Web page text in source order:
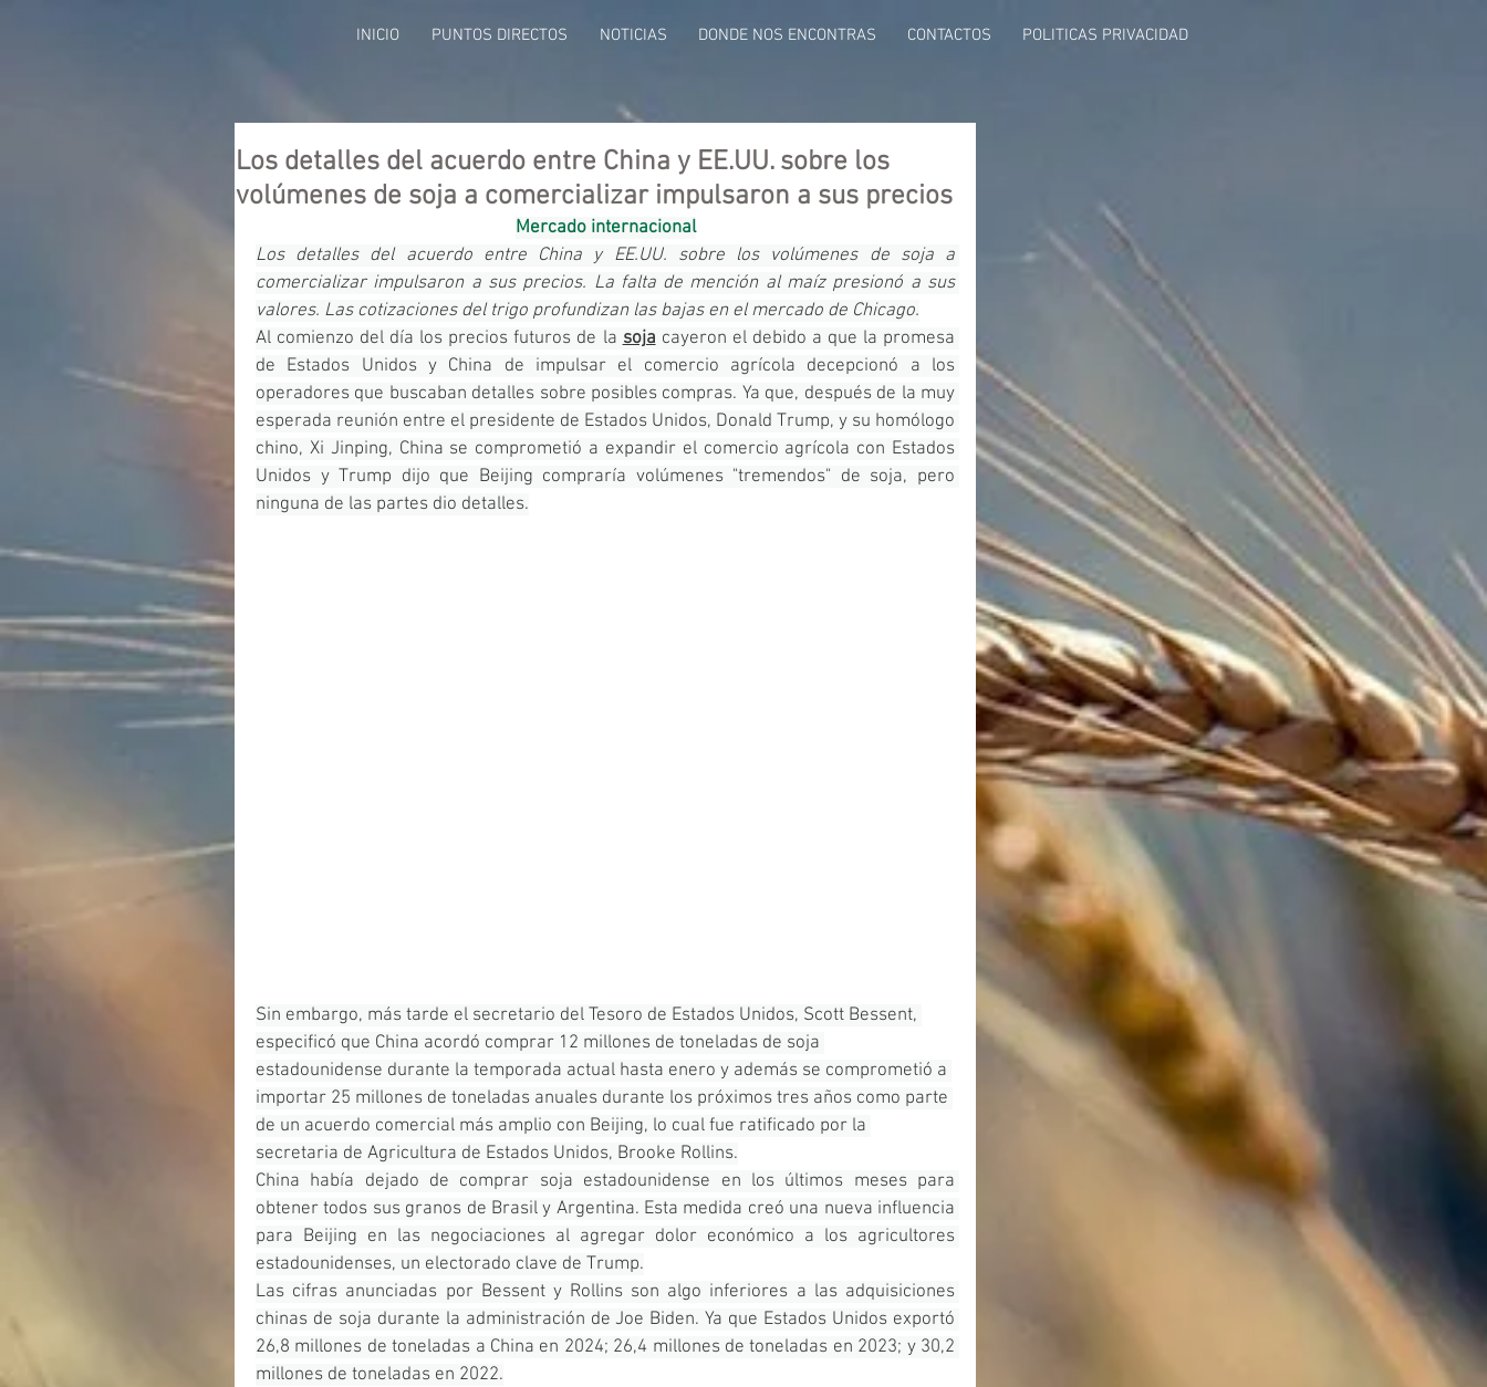
INICIO PUNTOS DIRECTOS NOTICIAS DONDE NOS ENCONTRAS CONTACTOS POLITICAS PRIVACIDAD
Los detalles del acuerdo entre China y EE.UU. sobre los
volúmenes de soja a comercializar impulsaron a sus precios
Mercado internacional
Los detalles del acuerdo entre China y EE.UU. sobre los volúmenes de soja a
comercializar impulsaron a sus precios. La falta de mención al maíz presionó a sus
valores. Las cotizaciones del trigo profundizan las bajas en el mercado de Chicago.
Al comienzo del día los precios futuros de la soja cayeron el debido a que la promesa
de Estados Unidos y China de impulsar el comercio agrícola decepcionó a los
operadores que buscaban detalles sobre posibles compras. Ya que, después de la muy
esperada reunión entre el presidente de Estados Unidos, Donald Trump, y su homólogo
chino, Xi Jinping, China se comprometió a expandir el comercio agrícola con Estados
Unidos y Trump dijo que Beijing compraría volúmenes "tremendos" de soja, pero
ninguna de las partes dio detalles.
Sin embargo, más tarde el secretario del Tesoro de Estados Unidos, Scott Bessent,
especificó que China acordó comprar 12 millones de toneladas de soja
estadounidense durante la temporada actual hasta enero y además se comprometió a
importar 25 millones de toneladas anuales durante los próximos tres años como parte
de un acuerdo comercial más amplio con Beijing, lo cual fue ratificado por la
secretaria de Agricultura de Estados Unidos, Brooke Rollins.
China había dejado de comprar soja estadounidense en los últimos meses para
obtener todos sus granos de Brasil y Argentina. Esta medida creó una nueva influencia
para Beijing en las negociaciones al agregar dolor económico a los agricultores
estadounidenses, un electorado clave de Trump.
Las cifras anunciadas por Bessent y Rollins son algo inferiores a las adquisiciones
chinas de soja durante la administración de Joe Biden. Ya que Estados Unidos exportó
26,8 millones de toneladas a China en 2024; 26,4 millones de toneladas en 2023; y 30,2
millones de toneladas en 2022.